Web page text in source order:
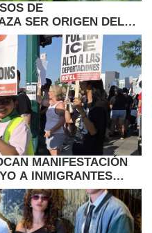
DE
SER ORIGEN DEL
MANIFESTACIÓN
A INMIGRANTES